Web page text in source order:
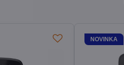
NOVINKA